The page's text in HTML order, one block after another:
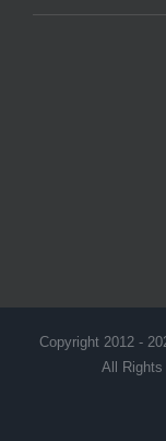
Copyright 2012 -
All Rights